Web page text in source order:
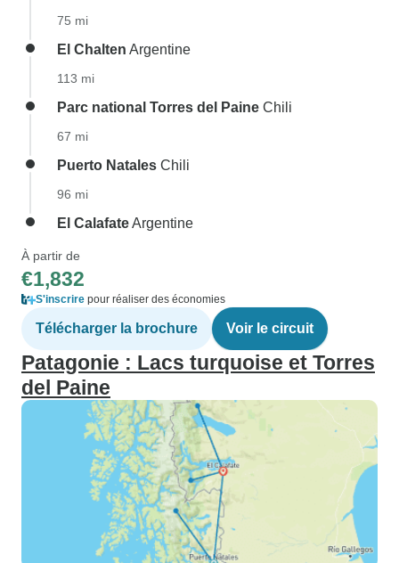
75 mi
El Chalten Argentine
113 mi
Parc national Torres del Paine Chili
67 mi
Puerto Natales Chili
96 mi
El CalafateArgentine
À partir de
€1,832
S'inscrire pour réaliser des économies
Télécharger la brochure Voir le circuit
Patagonie : Lacs turquoise et Torres
del Paine